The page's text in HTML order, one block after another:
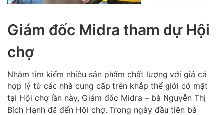
Giám đốc Midra tham dự Hội
chợ
Nhằm tìm kiếm nhiều sản phẩm chất lượng với giá cả
hợp lý từ các nhà cung cấp trên khắp thế giới có mặt
tại Hội chợ lần này, Giám đốc Midra – bà Nguyễn Thị
Bích Hạnh đã đến Hội chợ. Trong ngày đầu tiên bà